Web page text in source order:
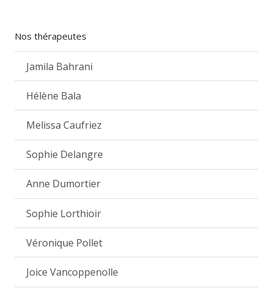
Nos thérapeutes
Jamila Bahrani
Hélène Bala
Melissa Caufriez
Sophie Delangre
Anne Dumortier
Sophie Lorthioir
Véronique Pollet
Joice Vancoppenolle